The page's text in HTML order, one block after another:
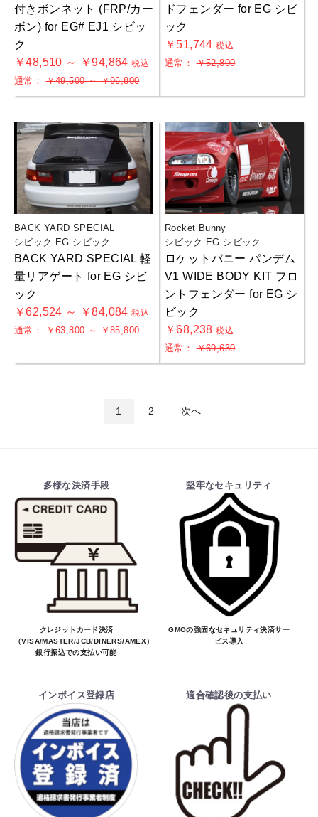
付きボンネット (FRP/カー
ボン) for EG# EJ1 シビッ
ク
￥48,510 ～ ￥94,864税込
通常：￥49,500 ～ ￥96,800
ドフェンダー for EG シビ
ック
￥51,744税込
通常：￥52,800
BACK YARD SPECIAL
シビック EG シビック
BACK YARD SPECIAL 軽
量リアゲート for EG シビ
ック
￥62,524 ～ ￥84,084税込
通常：￥63,800 ～ ￥85,800
Rocket Bunny
シビック EG シビック
ロケットバニー パンデム
V1 WIDE BODY KIT フロ
ントフェンダー for EG シ
ビック
￥68,238税込
通常：￥69,630
1 2 次へ
多様な決済手段
クレジットカード決済
（VISA/MASTER/JCB/DINERS/AMEX）、
銀行振込での支払い可能
堅牢なセキュリティ
GMOの強固なセキュリティ決済サー
ビス導入
インボイス登録店 適合確認後の支払い